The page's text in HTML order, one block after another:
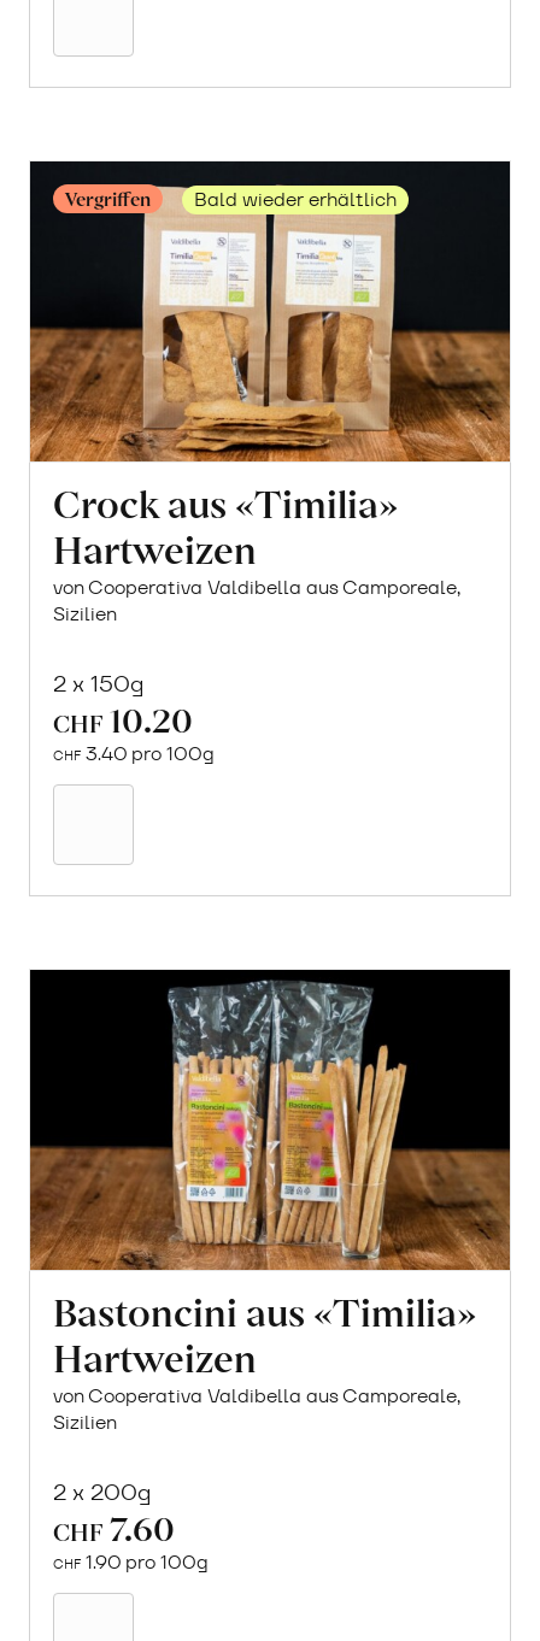
Vergriffen Bald wieder erhältlich
Crock aus «Timilia»
Hartweizen
von Cooperativa Valdibella aus Camporeale,
Sizilien
2 x 150g
CHF 10.20
CHF 3.40 pro 100g
Hartweizen
Bastoncini aus «Timilia»
Hartweizen
von Cooperativa Valdibella aus Camporeale,
Sizilien
2 x 200g
CHF 7.60
CHF 1.90 pro 100g